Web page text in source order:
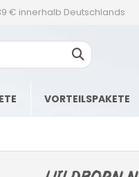
€ innerhalb Deutschlands
VORTEILSPAKETE